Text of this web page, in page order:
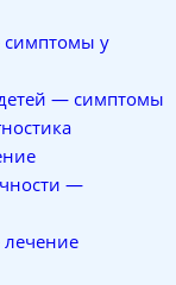
симптомы у
— симптомы
—